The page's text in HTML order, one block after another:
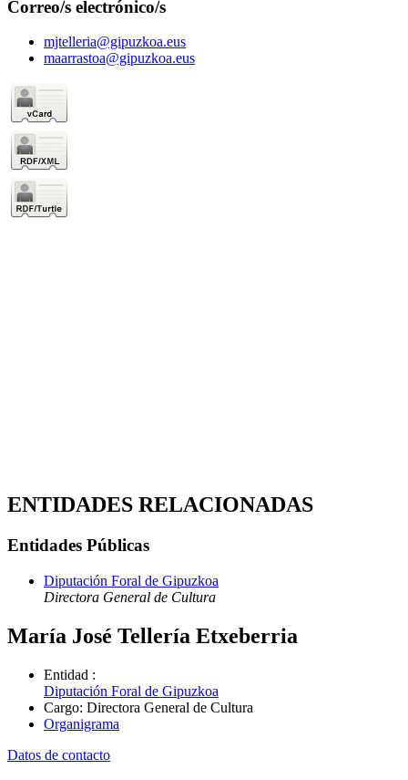
Correo/s electrónico/s
mjtelleria@gipuzkoa.eus
maarrastoa@gipuzkoa.eus
ENTIDADES RELACIONADAS
Entidades Públicas
Diputación Foral de Gipuzkoa
Directora General de Cultura
María José Tellería Etxeberria
Entidad :
Diputación Foral de Gipuzkoa
Cargo: Directora General de Cultura
Organigrama
Datos de contacto